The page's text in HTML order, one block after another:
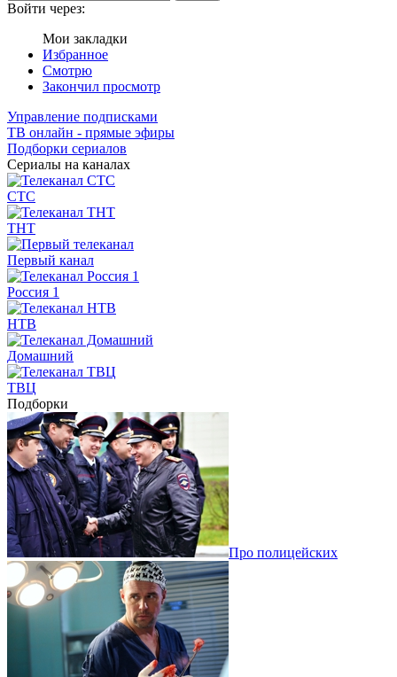
Войти через:
Мои закладки
Избранное
Смотрю
Закончил просмотр
Управление подписками
ТВ онлайн - прямые эфиры
Подборки сериалов
Сериалы на каналах
СТС
ТНТ
Первый канал
Россия 1
НТВ
Домашний
ТВЦ
Подборки
Про полицейских